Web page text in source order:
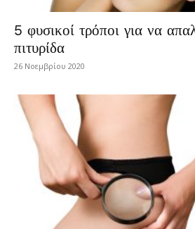
5 φυσικοί τρόποι για να
πιτυρίδα
26 Νοεμβρίου 2020